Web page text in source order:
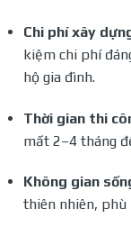
Chi phí xây
kiệm chi phí
hộ gia đình.
Thời gian thi
mất 2–4 tháng
Không gian
thiên nhiên,